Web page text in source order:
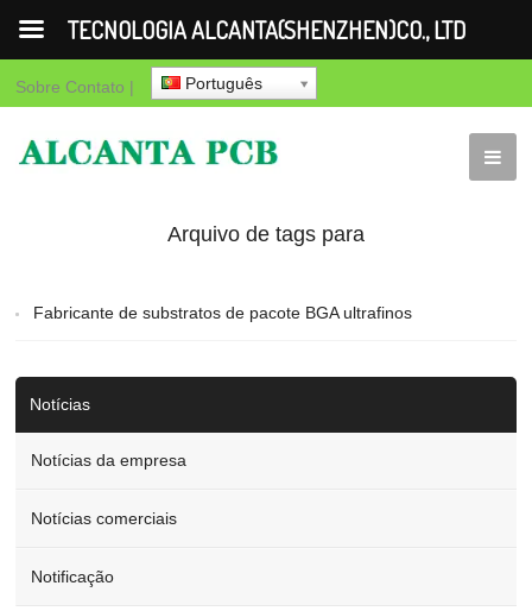
Sobre Contato | Português
Arquivo de tags para
Fabricante de substratos de pacote BGA ultrafinos
Notícias
Notícias da empresa
Notícias comerciais
Notificação
TECNOLOGIA ALCANTA(SHENZHEN)CO., LTD